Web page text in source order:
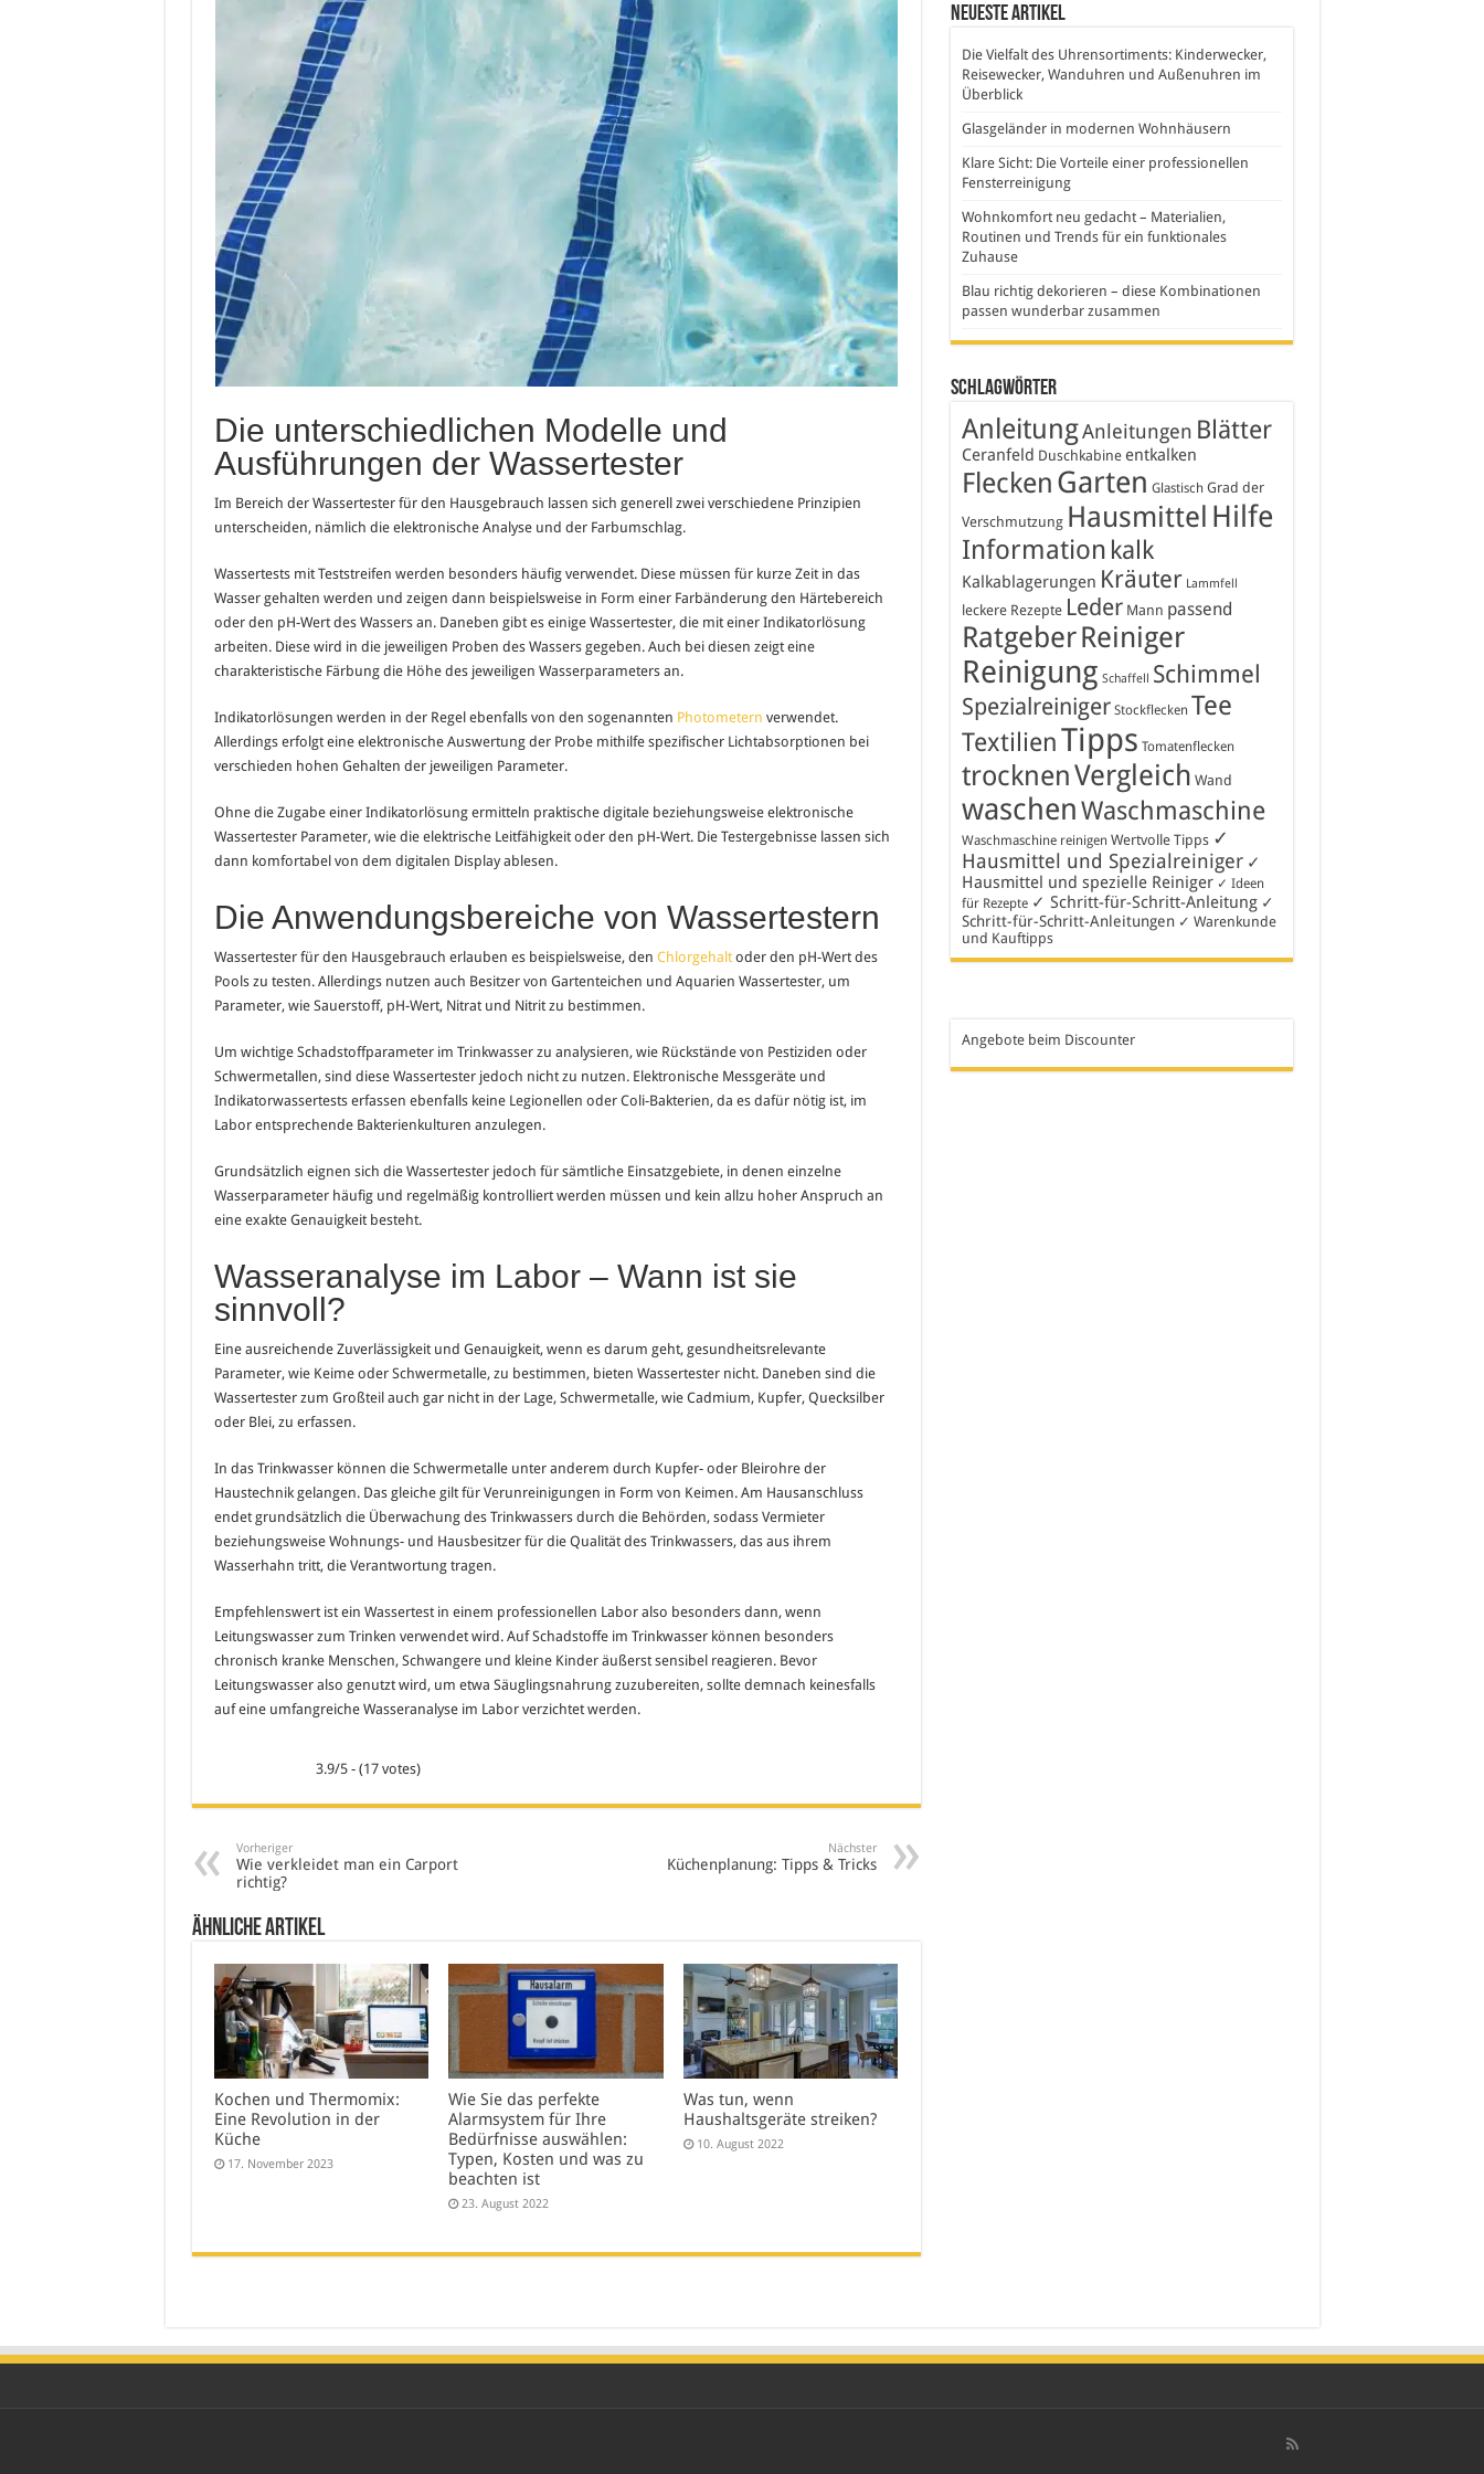
Die unterschiedlichen Modelle und
Ausführungen der Wassertester
Im Bereich der Wassertester für den Hausgebrauch lassen sich generell zwei verschiedene Prinzipien
unterscheiden, nämlich die elektronische Analyse und der Farbumschlag.
Wassertests mit Teststreifen werden besonders häufig verwendet. Diese müssen für kurze Zeit in das
Wasser gehalten werden und zeigen dann beispielsweise in Form einer Farbänderung den Härtebereich
oder den pH-Wert des Wassers an. Daneben gibt es einige Wassertester, die mit einer Indikatorlösung
arbeiten. Diese wird in die jeweiligen Proben des Wassers gegeben. Auch bei diesen zeigt eine
charakteristische Färbung die Höhe des jeweiligen Wasserparameters an.
Indikatorlösungen werden in der Regel ebenfalls von den sogenannten Photometern verwendet.
Allerdings erfolgt eine elektronische Auswertung der Probe mithilfe spezifischer Lichtabsorptionen bei
verschieden hohen Gehalten der jeweiligen Parameter.
Ohne die Zugabe einer Indikatorlösung ermitteln praktische digitale beziehungsweise elektronische
Wassertester Parameter, wie die elektrische Leitfähigkeit oder den pH-Wert. Die Testergebnisse lassen sich
dann komfortabel von dem digitalen Display ablesen.
Die Anwendungsbereiche von Wassertestern
Wassertester für den Hausgebrauch erlauben es beispielsweise, den Chlorgehaltoder den pH-Wert des
Pools zu testen. Allerdings nutzen auch Besitzer von Gartenteichen und Aquarien Wassertester, um
Parameter, wie Sauerstoff, pH-Wert, Nitrat und Nitrit zu bestimmen.
Um wichtige Schadstoffparameter im Trinkwasser zu analysieren, wie Rückstände von Pestiziden oder
Schwermetallen, sind diese Wassertester jedoch nicht zu nutzen. Elektronische Messgeräte und
Indikatorwassertests erfassen ebenfalls keine Legionellen oder Coli-Bakterien, da es dafür nötig ist, im
Labor entsprechende Bakterienkulturen anzulegen.
Grundsätzlich eignen sich die Wassertester jedoch für sämtliche Einsatzgebiete, in denen einzelne
Wasserparameter häufig und regelmäßig kontrolliert werden müssen und kein allzu hoher Anspruch an
eine exakte Genauigkeit besteht.
Wasseranalyse im Labor – Wann ist sie
sinnvoll?
Eine ausreichende Zuverlässigkeit und Genauigkeit, wenn es darum geht, gesundheitsrelevante
Parameter, wie Keime oder Schwermetalle, zu bestimmen, bieten Wassertester nicht. Daneben sind die
Wassertester zum Großteil auch gar nicht in der Lage, Schwermetalle, wie Cadmium, Kupfer, Quecksilber
oder Blei, zu erfassen.
In das Trinkwasser können die Schwermetalle unter anderem durch Kupfer- oder Bleirohre der
Haustechnik gelangen. Das gleiche gilt für Verunreinigungen in Form von Keimen. Am Hausanschluss
endet grundsätzlich die Überwachung des Trinkwassers durch die Behörden, sodass Vermieter
beziehungsweise Wohnungs- und Hausbesitzer für die Qualität des Trinkwassers, das aus ihrem
Wasserhahn tritt, die Verantwortung tragen.
Empfehlenswert ist ein Wassertest in einem professionellen Labor also besonders dann, wenn
Leitungswasser zum Trinken verwendet wird. Auf Schadstoffe im Trinkwasser können besonders
chronisch kranke Menschen, Schwangere und kleine Kinder äußerst sensibel reagieren. Bevor
Leitungswasser also genutzt wird, um etwa Säuglingsnahrung zuzubereiten, sollte demnach keinesfalls
auf eine umfangreiche Wasseranalyse im Labor verzichtet werden.
3.9/5 - (17 votes)
Vorheriger
Wie verkleidet man ein Carport
richtig?
Nächster
Küchenplanung: Tipps & Tricks
Ähnliche Artikel
Kochen und Thermomix:
Eine Revolution in der
Küche
17. November 2023
Wie Sie das perfekte
Alarmsystem für Ihre
Bedürfnisse auswählen:
Typen, Kosten und was zu
beachten ist
23. August 2022
Was tun, wenn
Haushaltsgeräte streiken?
10. August 2022
Neueste Artikel
Die Vielfalt des Uhrensortiments: Kinderwecker,
Reisewecker, Wanduhren und Außenuhren im
Überblick
Glasgeländer in modernen Wohnhäusern
Klare Sicht: Die Vorteile einer professionellen
Fensterreinigung
Wohnkomfort neu gedacht – Materialien,
Routinen und Trends für ein funktionales
Zuhause
Blau richtig dekorieren – diese Kombinationen
passen wunderbar zusammen
Schlagwörter
AnleitungAnleitungen Blätter
Ceranfeld Duschkabine entkalken
Flecken Garten Glastisch Grad der
Verschmutzung Hausmittel Hilfe
Information kalk
Kalkablagerungen Kräuter Lammfell
leckere Rezepte Leder Mann passend
RatgeberReiniger
Reinigung Schaffell Schimmel
Spezialreiniger Stockflecken Tee
TextilienTipps Tomatenflecken
trocknenVergleich Wand
waschenWaschmaschine
Waschmaschine reinigen Wertvolle Tipps ✓
Hausmittel und Spezialreiniger ✓
Hausmittel und spezielle Reiniger ✓ Ideen
für Rezepte ✓ Schritt-für-Schritt-Anleitung ✓
Schritt-für-Schritt-Anleitungen ✓ Warenkunde
und Kauftipps
Angebote beim Discounter